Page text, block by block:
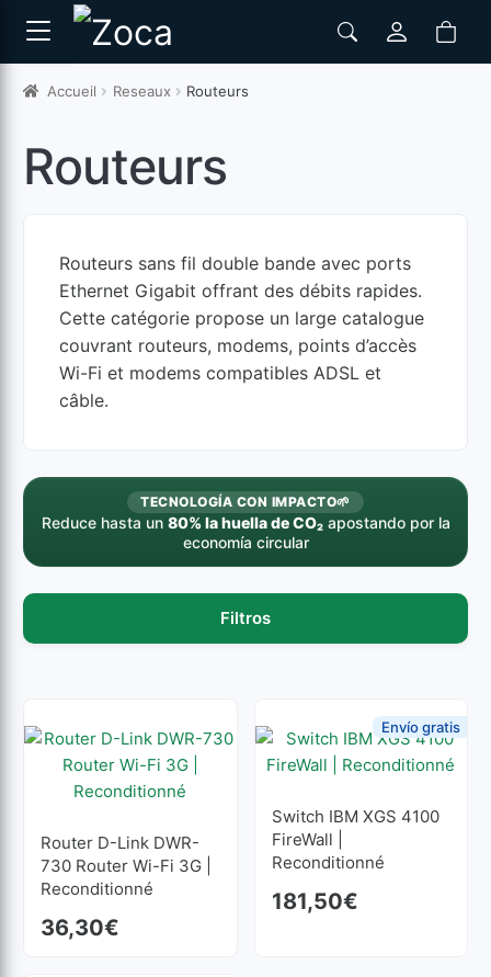
Accueil Reseaux Routeurs
Routeurs
Routeurs sans fil double bande avec ports
Ethernet Gigabit offrant des débits rapides.
Cette catégorie propose un large catalogue
couvrant routeurs, modems, points d’accès
Wi-Fi et modems compatibles ADSL et
câble.
TECNOLOGÍA CON IMPACTO🌱
Reduce hasta un 80% la huella de CO₂apostando por la
economía circular
Filtros
Router D-Link DWR-
730 Router Wi-Fi 3G |
Reconditionné
36,30€
Switch IBM XGS 4100
FireWall |
Reconditionné
181,50€
Envío gratis